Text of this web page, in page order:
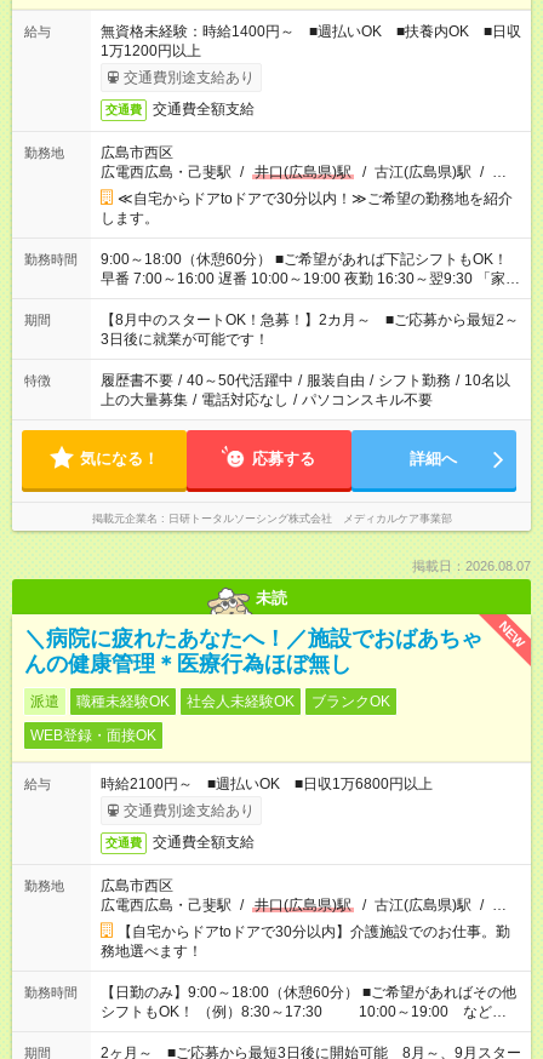
給与
無資格未経験：時給1400円～ ■週払いOK ■扶養内OK ■日収
1万1200円以上
交通費別途支給あり
交通費 交通費全額支給
勤務地
広島市西区
広電西広島・己斐駅 / 井口(広島県)駅 / 古江(広島県)駅 / …
≪自宅からドアtoドアで30分以内！≫ご希望の勤務地を紹介
します。
勤務時間
9:00～18:00（休憩60分） ■ご希望があれば下記シフトもOK！
早番 7:00～16:00 遅番 10:00～19:00 夜勤 16:30～翌9:30 「家族
と休みを合わせたい」 「余裕を持って夕飯の準備がしたい」
「できれば残業はしたくない」 など、ご希望を教えてください
ね。 ※Wワーク希望の方へ 今ご覧のお仕事で希望する勤務時間
と、もう1つのお仕事の勤務時間。 合計で週40時間を超える場
合は応募できません。
期間
【8月中のスタートOK！急募！】2カ月～ ■ご応募から最短2～
3日後に就業が可能です！
特徴 履歴書不要 / 40～50代活躍中 / 服装自由 / シフト勤務 / 10名以
上の大量募集 / 電話対応なし / パソコンスキル不要
気になる！ 応募する 詳細へ
掲載元企業名 日研トータルソーシング株式会社 メディカルケア事業部
掲載日：2026.08.07
未読
NEW
＼病院に疲れたあなたへ！／施設でおばあちゃ
んの健康管理＊医療行為ほぼ無し
派遣 職種未経験OK 社会人未経験OK
ブランクOK
WEB登録・面接OK
給与
時給2100円～ ■週払いOK ■日収1万6800円以上
交通費別途支給あり
交通費 交通費全額支給
勤務地
広島市西区
広電西広島・己斐駅 / 井口(広島県)駅 / 古江(広島県)駅 / …
【自宅からドアtoドアで30分以内】介護施設でのお仕事。勤
務地選べます！
勤務時間
【日勤のみ】9:00～18:00（休憩60分） ■ご希望があればその他
シフトもOK！ （例）8:30～17:30 10:00～19:00 など
「家族とお休みを合わせたい」 「できれば残業はしたくない」
など、あなたのご希望に沿ったお仕事をご紹介します！ ※Wワ
期間
2ヶ月～ ■ご応募から最短3日後に開始可能 8月～、9月スター